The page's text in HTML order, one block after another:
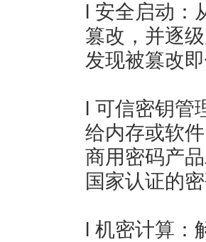
l 安全启动：
篡改，并逐
发现被篡改即
l 可信密钥管
给内存或软
商用密码产
国家认证的密
l 机密计算：